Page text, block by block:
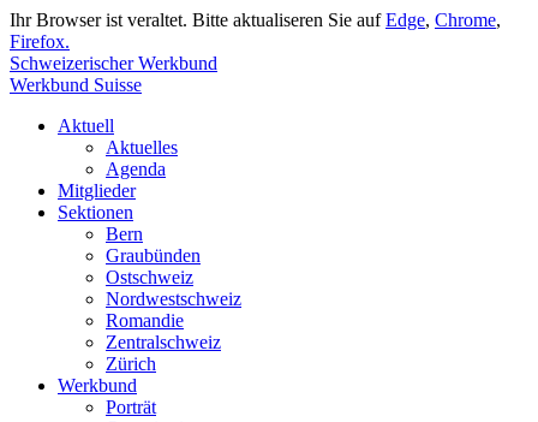
Ihr Browser ist veraltet. Bitte aktualiseren Sie aufEdge, Chrome,
Firefox.
Schweizerischer Werkbund
Werkbund Suisse
Aktuell
Aktuelles
Agenda
Mitglieder
Sektionen
Bern
Graubünden
Ostschweiz
Nordwestschweiz
Romandie
Zentralschweiz
Zürich
Werkbund
Porträt